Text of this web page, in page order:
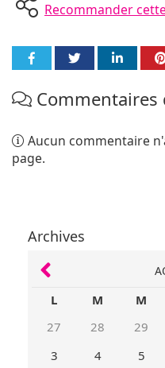
Recommander
Partager
Facebook
Partager
Twitter
Aucun commentaire
page.
Archives
L M M
27
28 29
3
4 5